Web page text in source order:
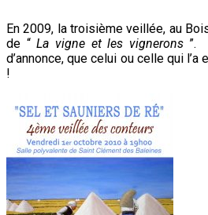
En 2009, la troisième veillée, au
de “La vigne et les vignerons ”.
d’annonce, que celui ou celle qui
!